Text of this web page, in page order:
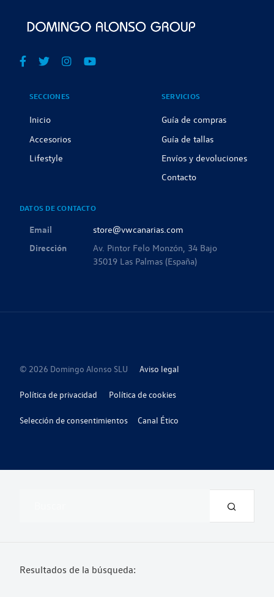
SECCIONES
Inicio
Accesorios
Lifestyle
SERVICIOS
Guía de compras
Guía de tallas
Envíos y devoluciones
Contacto
DATOS DE CONTACTO
Email
store@vwcanarias.com
Dirección
Av. Pintor Felo Monzón, 34 Bajo
35019 Las Palmas (España)
© 2026 Domingo Alonso SLU Aviso legal
Política de privacidad Política de cookies
Selección de consentimientos Canal Ético
Resultados de la búsqueda: